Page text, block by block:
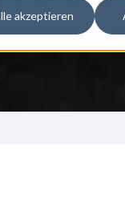
akzeptieren